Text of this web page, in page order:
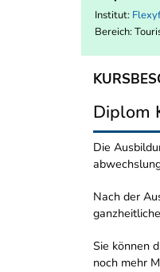
Institut:
Bereich:
Diplom
Die
Nach der
Sie können
noch mehr